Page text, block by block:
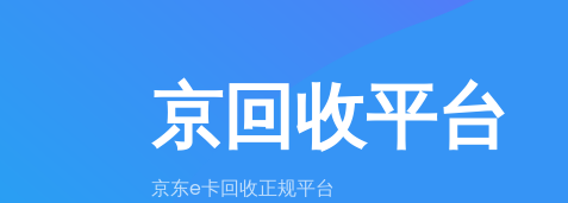
京回收平台
京东e卡回收正规平台